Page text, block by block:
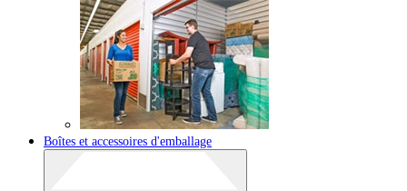
Boîtes et accessoires d'emballage